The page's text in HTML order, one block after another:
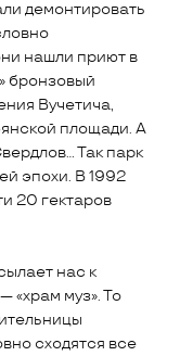
демонтировать
нашли приют в
бронзовый
Вучетича,
площади. А
Так парк
эпохи. В 1992
20 гектаров
нас к
«храм муз». То
сходятся все